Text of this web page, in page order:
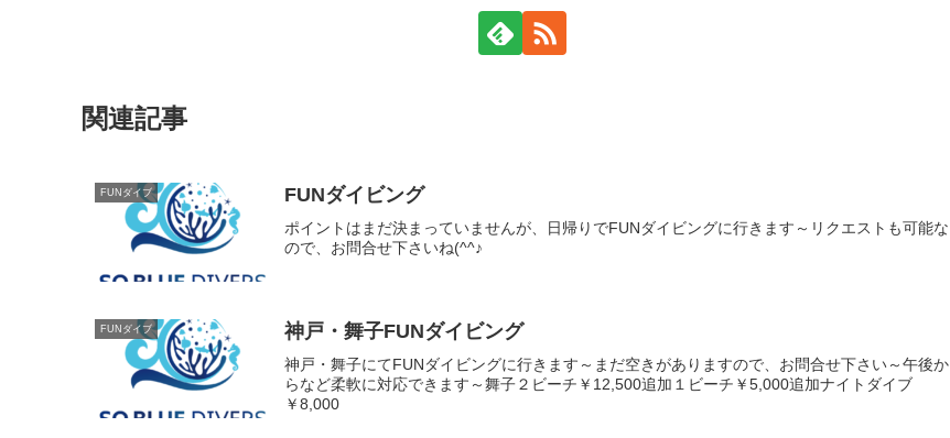
関連記事
FUNダイブ FUNダイビング
ポイントはまだ決まっていませんが、日帰りでFUNダイビングに行きます～リクエストも可能な
ので、お問合せ下さいね(^^♪
FUNダイブ 神戸・舞子FUNダイビング
神戸・舞子にてFUNダイビングに行きます～まだ空きがありますので、お問合せ下さい～午後か
らなど柔軟に対応できます～舞子２ビーチ￥12,500追加１ビーチ￥5,000追加ナイトダイブ
￥8,000